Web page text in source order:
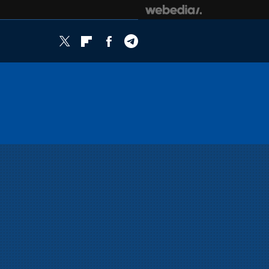
Twitter FlipboardFacebook